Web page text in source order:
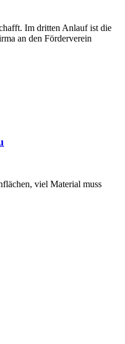
Im dritten Anlauf ist die
an den Förderverein
viel Material muss